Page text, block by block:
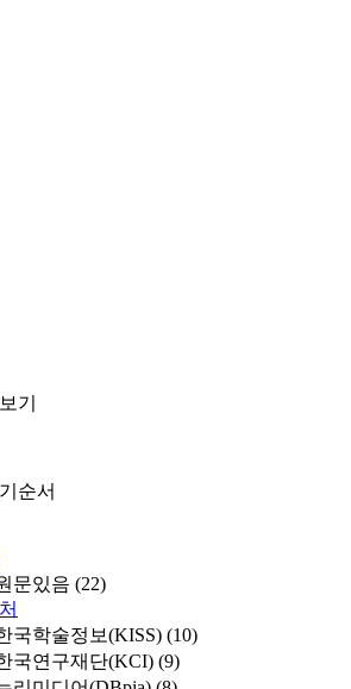
기
순서
문있음 (22)
국학술정보(KISS) (10)
국연구재단(KCI) (9)